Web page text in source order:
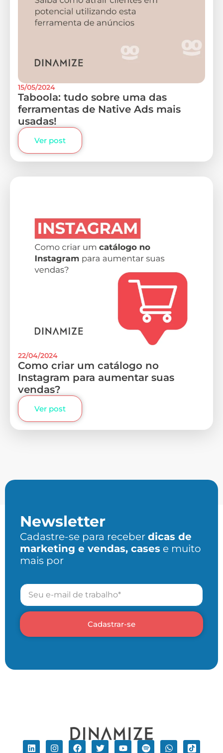
15/05/2024
Taboola: tudo sobre uma das
ferramentas de Native Ads mais
usadas!
Ver post
22/04/2024
Como criar um catálogo no
Instagram para aumentar suas
vendas?
Ver post
Newsletter
Cadastre-se para receber dicas de
marketing e vendas, cases e muito
mais por
Cadastrar-se